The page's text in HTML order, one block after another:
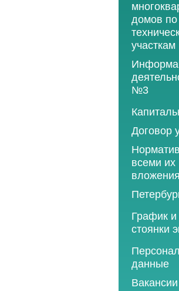
домов по
участкам
№3
2013
2014
2015
2016
2017
2018
Договор
всеми их
2018
2019
2020
2021 год
2022 год
График и
стоянки
2019
2020 год
2021 год
данные
Вакансии